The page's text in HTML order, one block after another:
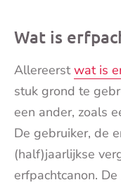
Wat is
Allereerstwat is
stuk grond te
een ander, zoals
De gebruiker, de
(half)jaarlijkse
erfpachtcanon.